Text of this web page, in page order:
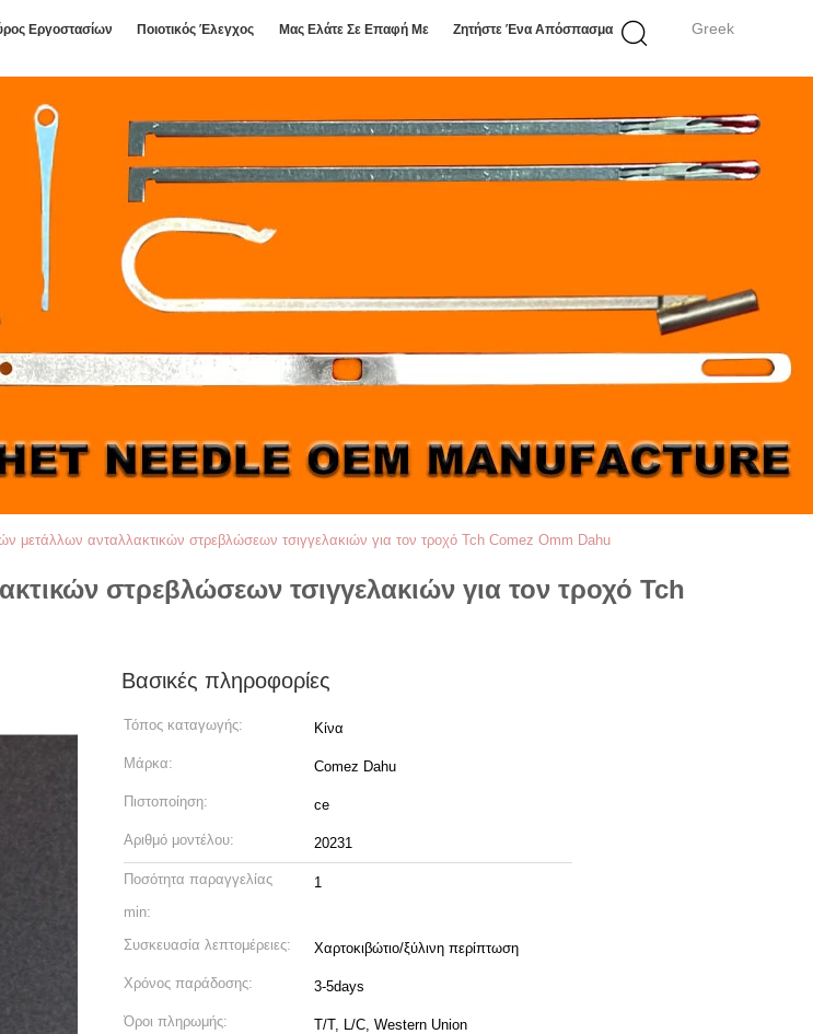
Greek
Εργοστασίων Ποιοτικός Έλεγχος Μας Ελάτε Σε Επαφή Με Ζητήστε Ένα Απόσπασμα
μετάλλων ανταλλακτικών στρεβλώσεων τσιγγελακιών για τον τροχό Tch Comez Omm Dahu
στρεβλώσεων τσιγγελακιών για τον τροχό Tch
Βασικές πληροφορίες
Τόπος καταγωγής: Κίνα
Μάρκα: Comez Dahu
Πιστοποίηση: ce
Αριθμό μοντέλου: 20231
Ποσότητα παραγγελίας
min:
1
Συσκευασία λεπτομέρειες: Χαρτοκιβώτιο/ξύλινη περίπτωση
Χρόνος παράδοσης: 3-5days
Όροι πληρωμής: T/T, L/C, Western Union